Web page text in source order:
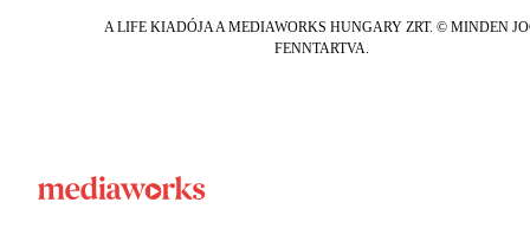
A LIFE KIADÓJA A MEDIAWORKS HUNGARY ZRT. © MINDEN
FENNTARTVA.